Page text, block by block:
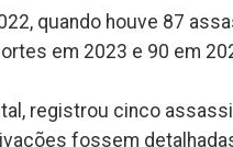
quando houve 87
em 2023 e 90 em
registrou cinco
fossem